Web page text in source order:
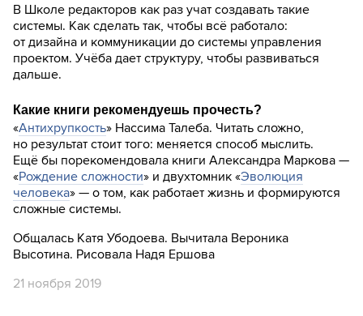
В Школе редакторов как раз учат создавать такие
системы. Как сделать так, чтобы всё работало:
от дизайна и коммуникации до системы управления
проектом. Учёба дает структуру, чтобы развиваться
дальше.
Какие книги рекомендуешь прочесть?
«Антихрупкость» Нассима Талеба. Читать сложно,
но результат стоит того: меняется способ мыслить.
Ещё бы порекомендовала книги Александра Маркова —
«Рождение сложности» и двухтомник «Эволюция
человека» — о том, как работает жизнь и формируются
сложные системы.
Общалась Катя Убодоева. Вычитала Вероника
Высотина. Рисовала Надя Ершова
21 ноября 2019